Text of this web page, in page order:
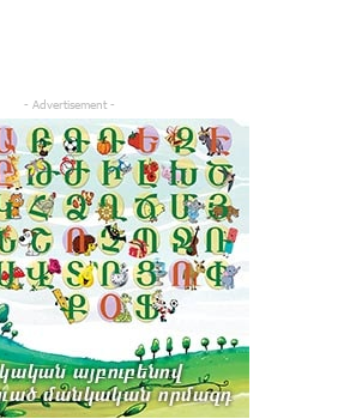
- Advertisement -